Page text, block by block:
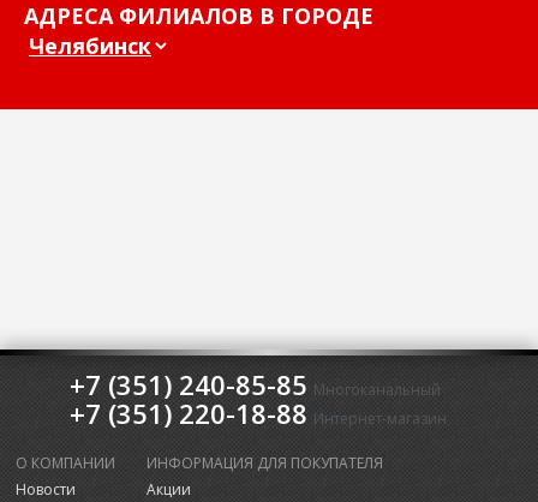
АДРЕСА ФИЛИАЛОВ В ГОРОДЕ
+7 (351) 240-85-85 Многоканальный
+7 (351) 220-18-88 Интернет-магазин
О КОМПАНИИ
Новости
ИНФОРМАЦИЯ ДЛЯ ПОКУПАТЕЛЯ
Акции